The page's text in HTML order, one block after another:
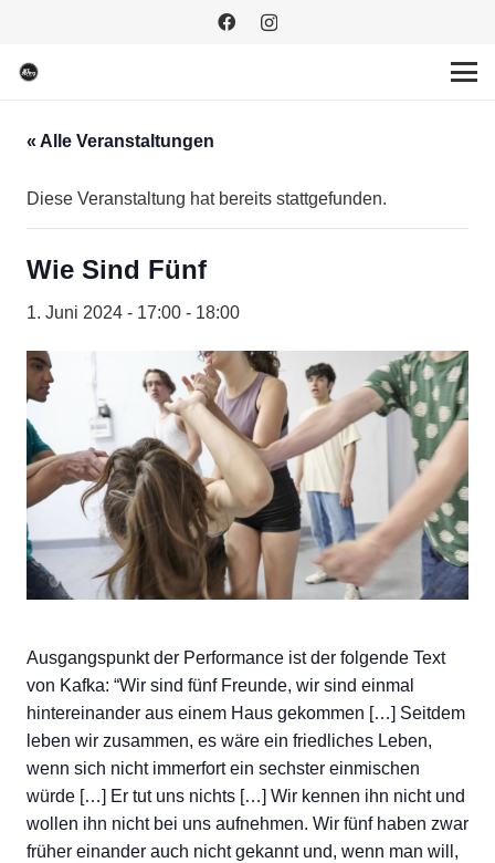
« Alle Veranstaltungen
Diese Veranstaltung hat bereits stattgefunden.
Wie Sind Fünf
1. Juni 2024 - 17:00 - 18:00
Ausgangspunkt der Performance ist der folgende Text
von Kafka: “Wir sind fünf Freunde, wir sind einmal
hintereinander aus einem Haus gekommen […] Seitdem
leben wir zusammen, es wäre ein friedliches Leben,
wenn sich nicht immerfort ein sechster einmischen
würde […] Er tut uns nichts […] Wir kennen ihn nicht und
wollen ihn nicht bei uns aufnehmen. Wir fünf haben zwar
früher einander auch nicht gekannt und, wenn man will,